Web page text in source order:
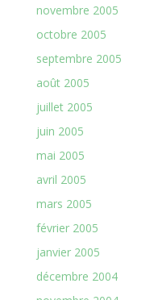
novembre 2005
octobre 2005
septembre 2005
août 2005
juillet 2005
juin 2005
mai 2005
avril 2005
mars 2005
février 2005
janvier 2005
décembre 2004